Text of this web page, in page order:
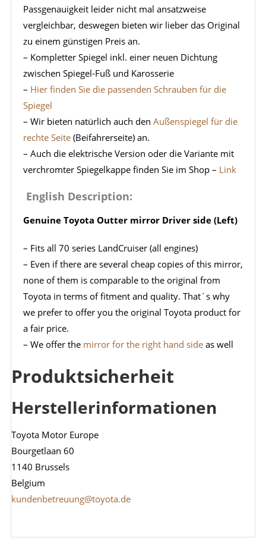
Passgenauigkeit leider nicht mal ansatzweise
vergleichbar, deswegen bieten wir lieber das Original
zu einem günstigen Preis an.
– Kompletter Spiegel inkl. einer neuen Dichtung
zwischen Spiegel-Fuß und Karosserie
– Hier finden Sie die passenden Schrauben für die
Spiegel
– Wir bieten natürlich auch den Außenspiegel für die
rechte Seite(Beifahrerseite) an.
– Auch die elektrische Version oder die Variante mit
verchromter Spiegelkappe finden Sie im Shop – Link
English Description:
Genuine Toyota Outter mirror Driver side (Left)
– Fits all 70 series LandCruiser (all engines)
– Even if there are several cheap copies of this mirror,
none of them is comparable to the original from
Toyota in terms of fitment and quality. That´s why
we prefer to offer you the original Toyota product for
a fair price.
– We offer the mirror for the right hand sideas well
Produktsicherheit
Herstellerinformationen
Toyota Motor Europe
Bourgetlaan 60
1140 Brussels
Belgium
kundenbetreuung@toyota.de